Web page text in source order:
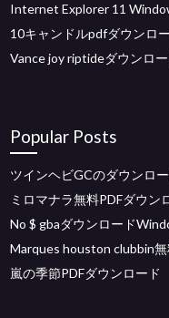
Internet Explorer 11
10キャンドルpdfダウンロ
Vance joy riptideダウンロ
Popular Posts
ツインヘビGCのダウンロ
ミロマナラ無料PDFダウン
No $ gbaダウンロード
Marques houston clubbin
嵐の季節PDFダウンロード